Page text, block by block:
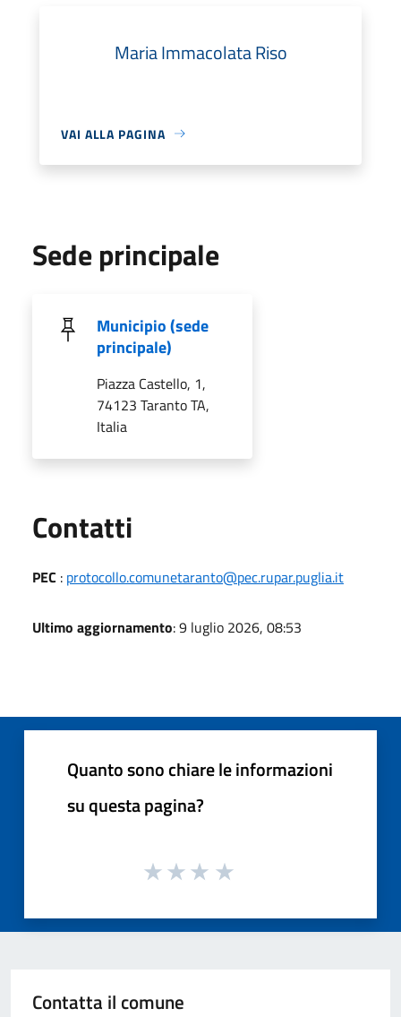
Maria Immacolata Riso
VAI ALLA PAGINA
Sede principale
Municipio (sede
principale)
Piazza Castello, 1,
74123 Taranto TA,
Italia
Contatti
PEC : protocollo.comunetaranto@pec.rupar.puglia.it
Ultimo aggiornamento: 9 luglio 2026, 08:53
Quanto sono chiare le informazioni
su questa pagina?
Contatta il comune